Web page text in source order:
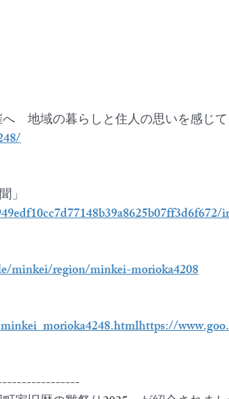
　地域の暮らしと住人の思いを感じて
」
minkei/region/minkei-morioka4208
https://